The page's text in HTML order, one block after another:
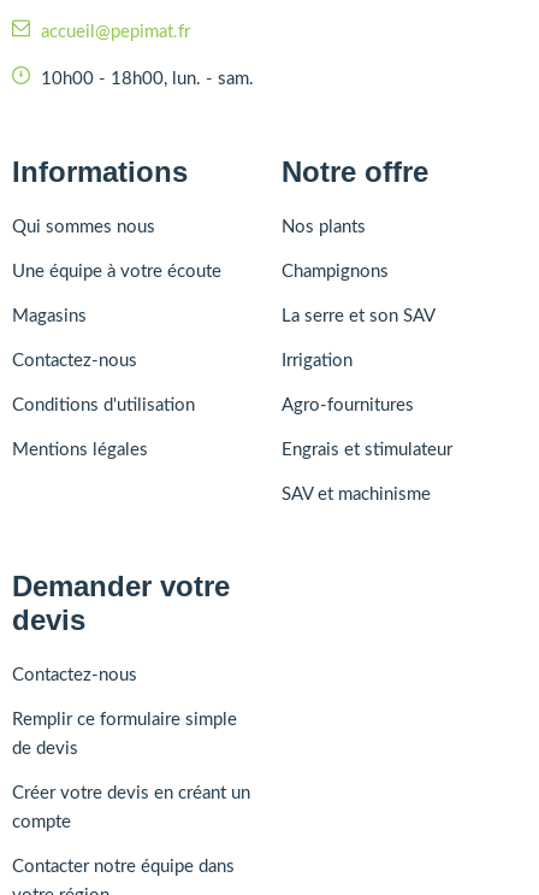
accueil@pepimat.fr
10h00 - 18h00, lun. - sam.
Informations
Qui sommes nous
Une équipe à votre écoute
Magasins
Contactez-nous
Conditions d'utilisation
Mentions légales
Notre offre
Nos plants
Champignons
La serre et son SAV
Irrigation
Agro-fournitures
Engrais et stimulateur
SAV et machinisme
Demander votre
devis
Contactez-nous
Remplir ce formulaire simple
de devis
Créer votre devis en créant un
compte
Contacter notre équipe dans